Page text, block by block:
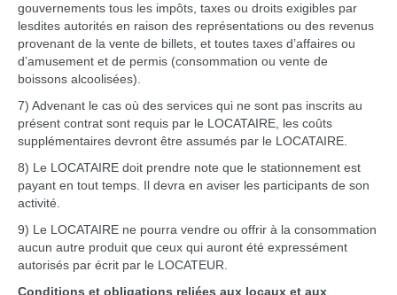
gouvernements tous les impôts, taxes ou droits exigibles par
lesdites autorités en raison des représentations ou des revenus
provenant de la vente de billets, et toutes taxes d’affaires ou
d’amusement et de permis (consommation ou vente de
boissons alcoolisées).
7) Advenant le cas où des services qui ne sont pas inscrits au
présent contrat sont requis par le LOCATAIRE, les coûts
supplémentaires devront être assumés par le LOCATAIRE.
8) Le LOCATAIRE doit prendre note que le stationnement est
payant en tout temps. Il devra en aviser les participants de son
activité.
9) Le LOCATAIRE ne pourra vendre ou offrir à la consommation
aucun autre produit que ceux qui auront été expressément
autorisés par écrit par le LOCATEUR.
Conditions et obligations reliées aux locaux et aux